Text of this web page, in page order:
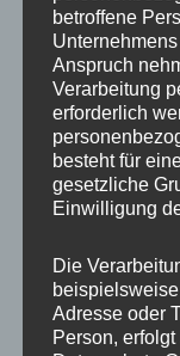
Produktart
Schlüsselweite
Schaftlänge
Grundfarbe
betroffene
Anspruch
Verarbeitung
erforderlich
besteht für
gesetzliche
Einwilligung
Die
Adresse oder
Person,